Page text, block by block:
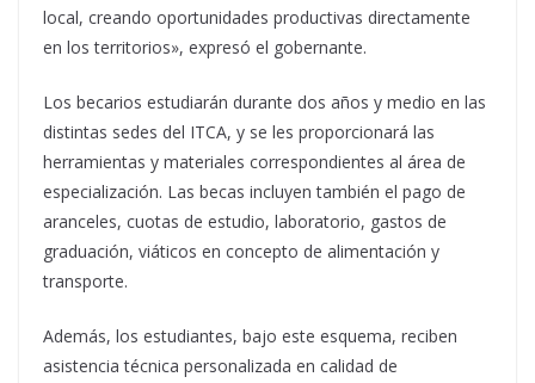
local, creando oportunidades productivas directamente
en los territorios», expresó el gobernante.
Los becarios estudiarán durante dos años y medio en las
distintas sedes del ITCA, y se les proporcionará las
herramientas y materiales correspondientes al área de
especialización. Las becas incluyen también el pago de
aranceles, cuotas de estudio, laboratorio, gastos de
graduación, viáticos en concepto de alimentación y
transporte.
Además, los estudiantes, bajo este esquema, reciben
asistencia técnica personalizada en calidad de